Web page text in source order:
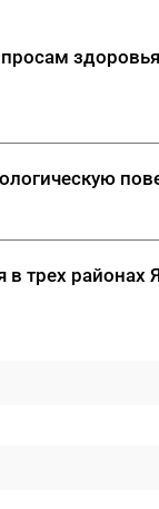
трех районах